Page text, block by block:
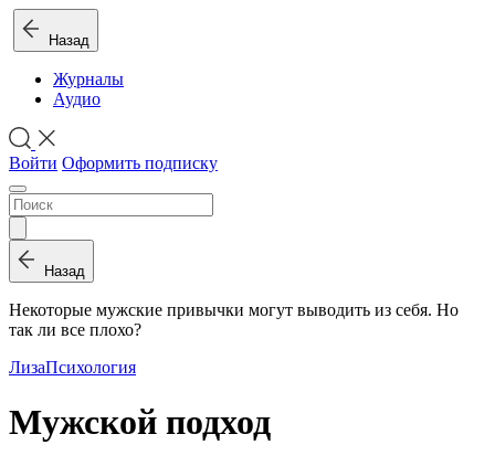
Назад
Журналы
Аудио
Войти Оформить подписку
Назад
Некоторые мужские привычки могут выводить из себя. Но
так ли все плохо?
ЛизаПсихология
Мужской подход